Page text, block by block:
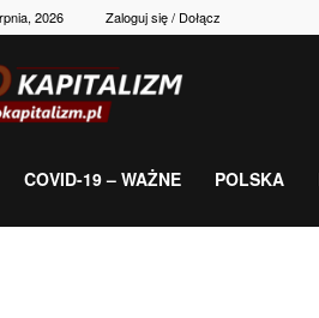
2026 Zaloguj się / Dołącz
gospodarka,
COVID-19 – WAŻNE POLSKA